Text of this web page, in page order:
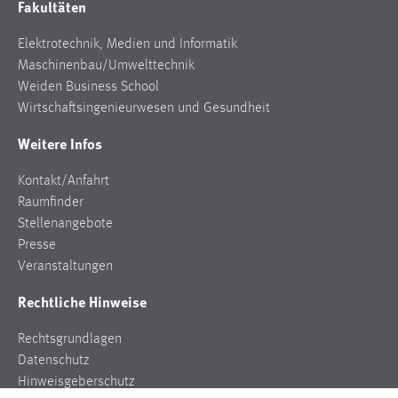
Fakultäten
Elektrotechnik, Medien und Informatik
Maschinenbau/Umwelttechnik
Weiden Business School
Wirtschaftsingenieurwesen und Gesundheit
Weitere Infos
Kontakt/Anfahrt
Raumfinder
Stellenangebote
Presse
Veranstaltungen
Rechtliche Hinweise
Rechtsgrundlagen
Datenschutz
Hinweisgeberschutz
Zweck:
einloggen zu können.
Cookie Laufzeit:
24 Stunden
STATISTIK
Statistik Cookies erfassen Informationen anonym.
Diese Informationen helfen uns zu verstehen, wie
unsere Besucher unsere Website nutzen.
_pk_ref, _pk_cvar, _pk_id, _pk_ses
Zweck: